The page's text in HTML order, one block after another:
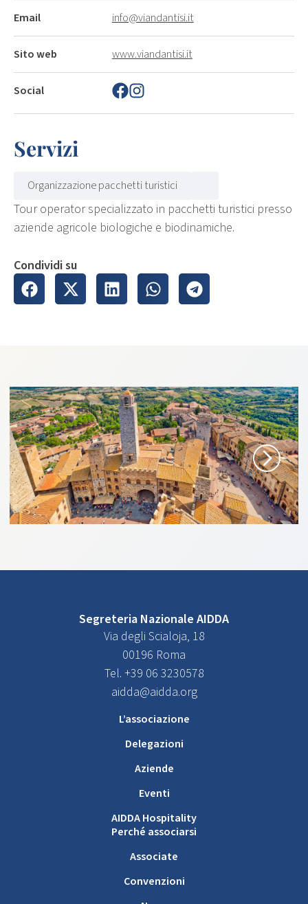
Email info@viandantisi.it
Sito web www.viandantisi.it
Social
Servizi
Organizzazione pacchetti turistici
Tour operator specializzato in pacchetti turistici presso
aziende agricole biologiche e biodinamiche.
Condividi su
Segreteria Nazionale AIDDA
Via degli Scialoja, 18
00196 Roma
Tel. +39 06 3230578
aidda@aidda.org
L’associazione
Delegazioni
Aziende
Eventi
AIDDA Hospitality
Perché associarsi
Associate
Convenzioni